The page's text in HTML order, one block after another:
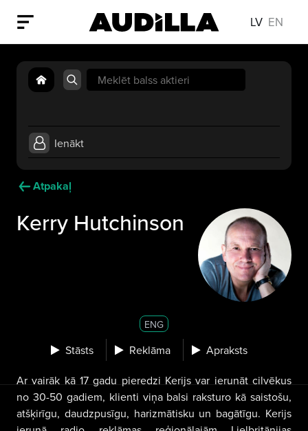
LV EN
Search
for:
Ienākt
Atpakaļ
Kerry Hutchinson
ENG
Stāsts Reklāma Apraksts
Ar vairāk kā 17 gadu pieredzi Kerijs var ierunāt cilvēkus
no 30-50 gadiem, klienti viņa balsi raksturo kā saistošu,
atšķirīgu, daudzpusīgu, harizmātisku un bagātīgu. Kerijs